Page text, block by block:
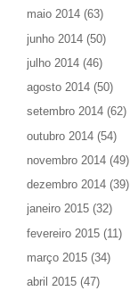
maio 2014 (63)
junho 2014 (50)
julho 2014 (46)
agosto 2014 (50)
setembro 2014 (62)
outubro 2014 (54)
novembro 2014 (49)
dezembro 2014 (39)
janeiro 2015 (32)
fevereiro 2015 (11)
março 2015 (34)
abril 2015 (47)